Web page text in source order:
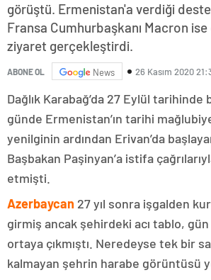
görüştü. Ermenistan'a verdiği
Fransa Cumhurbaşkanı Macron
ziyaret gerçekleştirdi.
ABONE OL News 26 Kasım 2020
Dağlık Karabağ’da 27 Eylül tarihinde
günde Ermenistan’ın tarihi
yenilginin ardından Erivan’da
Başbakan Paşinyan’a istifa
etmişti.
Azerbaycan 27 yıl sonra işgalden
girmiş ancak şehirdeki acı tablo, gün
ortaya çıkmıştı. Neredeyse tek bir
kalmayan şehrin harabe görüntüsü